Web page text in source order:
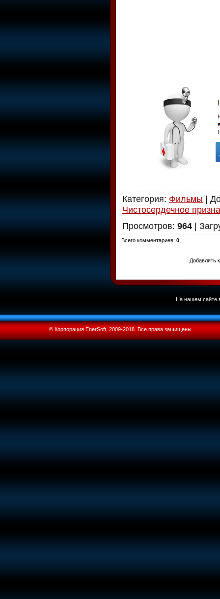
Категория: Фильмы |
Чистосердечное
Просмотров: 964 |
Всего комментариев: 0
Добавлять
На нашем сайте
© Корпорация EnerSoft, 2009-2018. Все права защищены